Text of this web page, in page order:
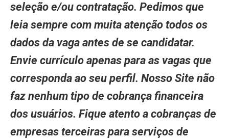
seleção e/ou contratação. Pedimos que
leia sempre com muita atenção todos os
dados da vaga antes de se candidatar.
Envie currículo apenas para as vagas que
corresponda ao seu perfil. Nosso Site não
faz nenhum tipo de cobrança financeira
dos usuários. Fique atento a cobranças de
empresas terceiras para serviços de